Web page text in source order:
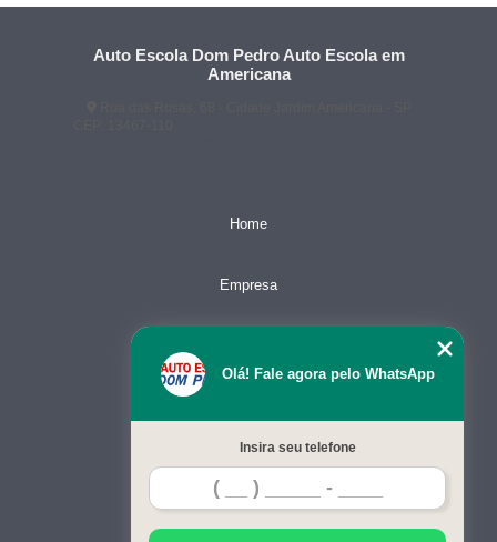
Auto Escola Dom Pedro Auto Escola em
Americana
Home
Empresa
Contato
Mapa do site
Olá! Fale agora pelo WhatsApp
Insira seu telefone